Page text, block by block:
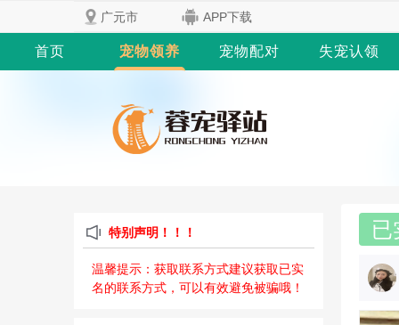
广元市 APP下载
首页 宠物领养 宠物配对 失宠认领
特别声明！！！
温馨提示：获取联系方式建议获取已实
名的联系方式，可以有效避免被骗哦！
已